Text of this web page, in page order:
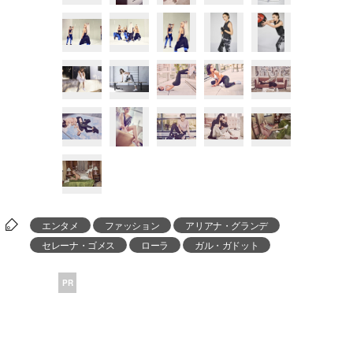
エンタメ ファッション
アリアナ・グランデ
セレーナ・ゴメス
ローラ ガル・ガドット
PR